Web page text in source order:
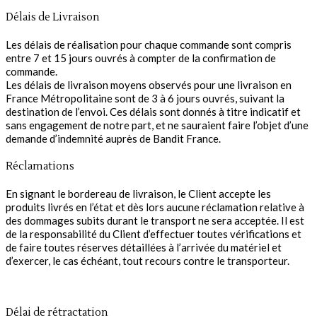
Délais de Livraison
Les délais de réalisation pour chaque commande sont compris
entre 7 et 15 jours ouvrés à compter de la confirmation de
commande.
Les délais de livraison moyens observés pour une livraison en
France Métropolitaine sont de 3 à 6 jours ouvrés, suivant la
destination de l’envoi. Ces délais sont donnés à titre indicatif et
sans engagement de notre part, et ne sauraient faire l’objet d’une
demande d’indemnité auprès de Bandit France.
Réclamations
En signant le bordereau de livraison, le Client accepte les
produits livrés en l’état et dès lors aucune réclamation relative à
des dommages subits durant le transport ne sera acceptée. Il est
de la responsabilité du Client d’effectuer toutes vérifications et
de faire toutes réserves détaillées à l’arrivée du matériel et
d’exercer, le cas échéant, tout recours contre le transporteur.
Délai de rétractation